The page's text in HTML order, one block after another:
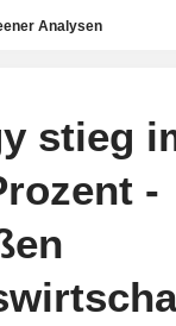
Analysen
stieg
-